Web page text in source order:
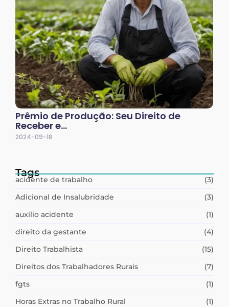
Prêmio de Produção: Seu Direito de
Receber e…
2024-09-18
Tags
acidente de trabalho
(3)
Adicional de Insalubridade
(3)
auxílio acidente
(1)
direito da gestante
(4)
Direito Trabalhista
(15)
Direitos dos Trabalhadores Rurais
(7)
fgts
(1)
Horas Extras no Trabalho Rural
(1)